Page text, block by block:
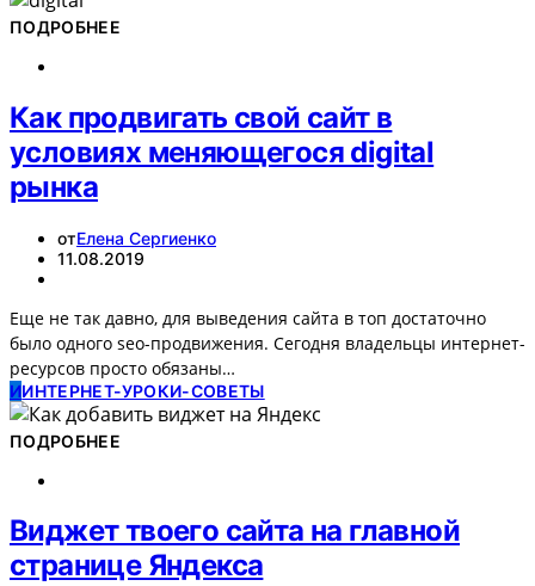
ПОДРОБНЕЕ
Как продвигать свой сайт в
условиях меняющегося digital
рынка
отЕлена Сергиенко
11.08.2019
Еще не так давно, для выведения сайта в топ достаточно
было одного seo-продвижения. Сегодня владельцы интернет-
ресурсов просто обязаны…
ИИНТЕРНЕТ-УРОКИ-СОВЕТЫ
ПОДРОБНЕЕ
Виджет твоего сайта на главной
странице Яндекса